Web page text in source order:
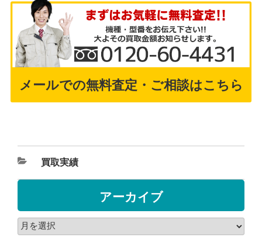
メールでの無料査定・ご相談はこちら
買取実績
アーカイブ